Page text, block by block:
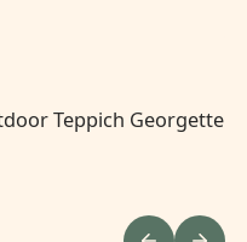
Teppich Georgette